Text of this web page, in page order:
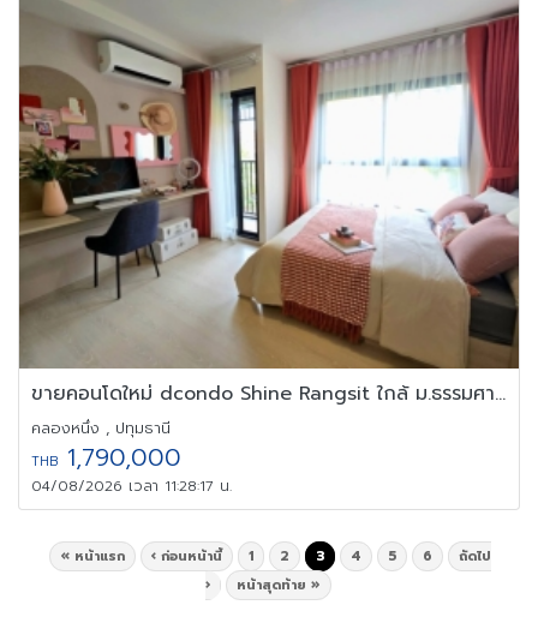
ขายคอนโดใหม่ dcondo Shine Rangsit ใกล้ ม.ธรรมศาสตร์ รังสิต
คลองหนึ่ง , ปทุมธานี
THB 1,790,000
04/08/2026 เวลา 11:28:17 น.
« หน้าแรก ‹ ก่อนหน้านี้ 1 2 3 4 5 6
ถัดไป
›
หน้าสุดท้าย »